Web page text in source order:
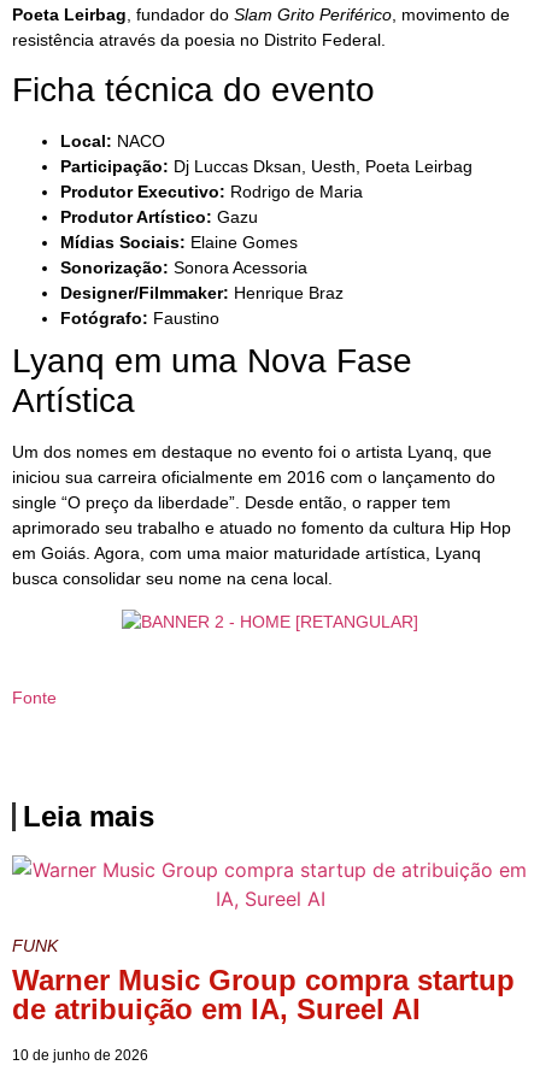
Poeta Leirbag , fundador do Slam Grito Periférico , movimento de
resistência através da poesia no Distrito Federal.
Ficha técnica do evento
Local: NACO
Participação: Dj Luccas Dksan, Uesth, Poeta Leirbag
Produtor Executivo: Rodrigo de Maria
Produtor Artístico: Gazu
Mídias Sociais: Elaine Gomes
Sonorização: Sonora Acessoria
Designer/Filmmaker: Henrique Braz
Fotógrafo: Faustino
Lyanq em uma Nova Fase
Artística
Um dos nomes em destaque no evento foi o artista Lyanq, que
iniciou sua carreira oficialmente em 2016 com o lançamento do
single “O preço da liberdade”. Desde então, o rapper tem
aprimorado seu trabalho e atuado no fomento da cultura Hip Hop
em Goiás. Agora, com uma maior maturidade artística, Lyanq
busca consolidar seu nome na cena local.
Fonte
Leia mais
FUNK
Warner Music Group compra startup
de atribuição em IA, Sureel AI
10 de junho de 2026